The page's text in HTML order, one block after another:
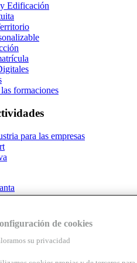
Edificación
formaciones
para las empresas
a J de 8.30 a 16.30 h / V de 8.30 a
de cookies
su privacidad